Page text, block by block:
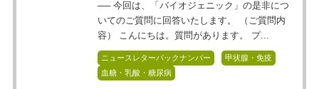
── 今回は、「バイオジェニック」の是非につ
いてのご質問に回答いたします。 （ご質問内
容） こんにちは。質問があります。 プ...
ニュースレターバックナンバー
甲状腺・免疫
血糖・乳酸・糖尿病